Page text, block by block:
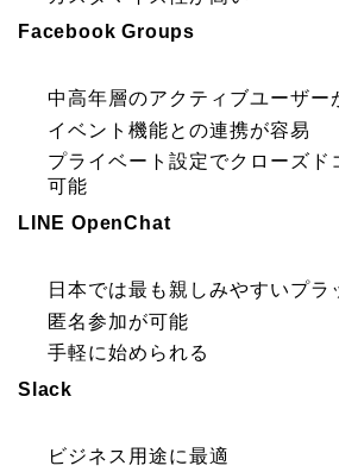
Facebook Groups
中高年層のアクティブユーザー
イベント機能との連携が容易
プライベート設定でクローズド
可能
LINE OpenChat
日本では最も親しみやすいプラ
匿名参加が可能
手軽に始められる
Slack
ビジネス用途に最適